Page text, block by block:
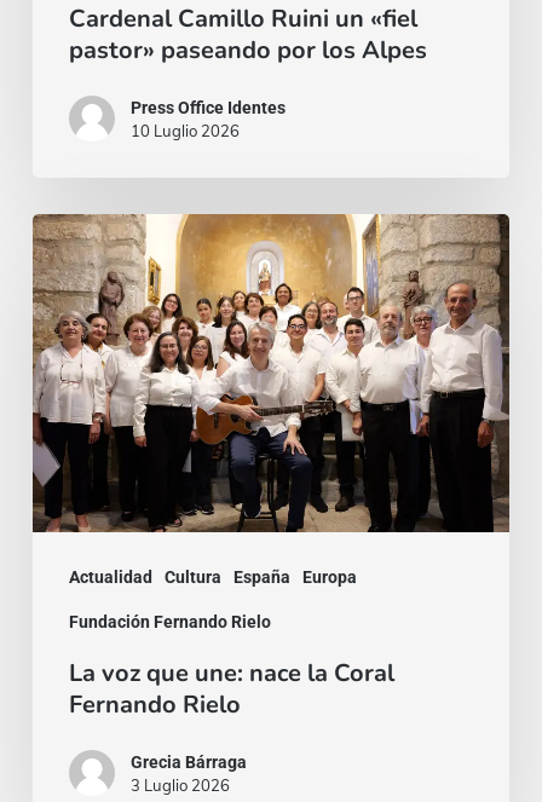
Cardenal Camillo Ruini un «fiel
pastor» paseando por los Alpes
Press Office Identes
10 Luglio 2026
Actualidad Cultura España Europa
Fundación Fernando Rielo
La
voz
que
une:
nace
la
Coral
Fernando
La voz que une: nace la Coral
Fernando Rielo
Grecia Bárraga
3 Luglio 2026